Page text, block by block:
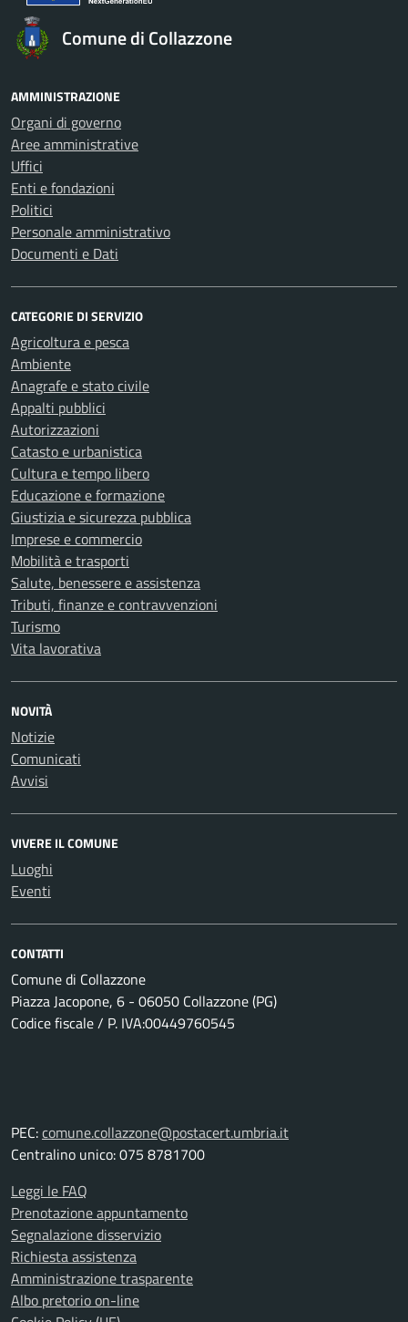
Comune di Collazzone
AMMINISTRAZIONE
Organi di governo
Aree amministrative
Uffici
Enti e fondazioni
Politici
Personale amministrativo
Documenti e Dati
CATEGORIE DI SERVIZIO
Agricoltura e pesca
Ambiente
Anagrafe e stato civile
Appalti pubblici
Autorizzazioni
Catasto e urbanistica
Cultura e tempo libero
Educazione e formazione
Giustizia e sicurezza pubblica
Imprese e commercio
Mobilità e trasporti
Salute, benessere e assistenza
Tributi, finanze e contravvenzioni
Turismo
Vita lavorativa
NOVITÀ
Notizie
Comunicati
Avvisi
VIVERE IL COMUNE
Luoghi
Eventi
CONTATTI
Comune di Collazzone
Piazza Jacopone, 6 - 06050 Collazzone (PG)
Codice fiscale / P. IVA:00449760545
PEC:comune.collazzone@postacert.umbria.it
Centralino unico: 075 8781700
Leggi le FAQ
Prenotazione appuntamento
Segnalazione disservizio
Richiesta assistenza
Amministrazione trasparente
Albo pretorio on-line